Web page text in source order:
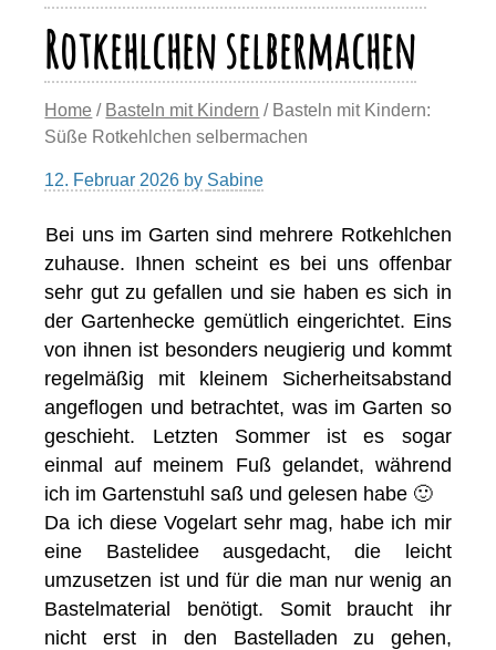
Rotkehlchen selbermachen
Home / Basteln mit Kindern / Basteln mit Kindern:
Süße Rotkehlchen selbermachen
12. Februar 2026 by Sabine
Bei uns im Garten sind mehrere Rotkehlchen
zuhause. Ihnen scheint es bei uns offenbar
sehr gut zu gefallen und sie haben es sich in
der Gartenhecke gemütlich eingerichtet. Eins
von ihnen ist besonders neugierig und kommt
regelmäßig mit kleinem Sicherheitsabstand
angeflogen und betrachtet, was im Garten so
geschieht. Letzten Sommer ist es sogar
einmal auf meinem Fuß gelandet, während
ich im Gartenstuhl saß und gelesen habe 🙂
Da ich diese Vogelart sehr mag, habe ich mir
eine Bastelidee ausgedacht, die leicht
umzusetzen ist und für die man nur wenig an
Bastelmaterial benötigt. Somit braucht ihr
nicht erst in den Bastelladen zu gehen,